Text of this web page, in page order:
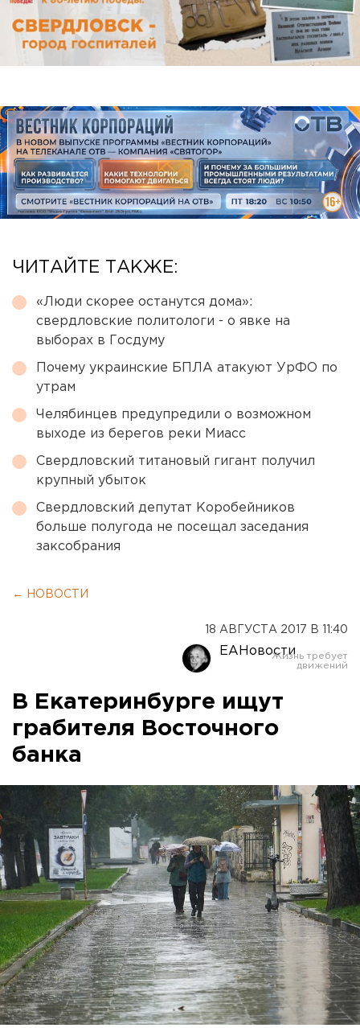
ЧИТАЙТЕ ТАКЖЕ:
«Люди скорее останутся дома»:
свердловские политологи - о явке на
выборах в Госдуму
Почему украинские БПЛА атакуют УрФО по
утрам
Челябинцев предупредили о возможном
выходе из берегов реки Миасс
Свердловский титановый гигант получил
крупный убыток
Свердловский депутат Коробейников
больше полугода не посещал заседания
заксобрания
← НОВОСТИ
18 АВГУСТА 2017 В 11:40
ЕАНовости
В Екатеринбурге ищут
грабителя Восточного
банка